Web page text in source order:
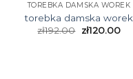
TOREBKA DAMSKA WOREK
torebka damska worek
zł192.00 zł120.00